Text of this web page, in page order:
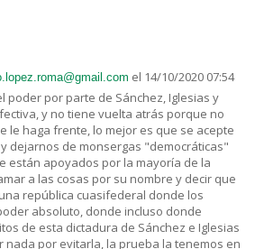
el 14/10/2020 07:54
poder por parte de Sánchez, Iglesias y
y no tiene vuelta atrás porque no
le haga frente, lo mejor es que se acepte
dejarnos de monsergas "democráticas"
están apoyados por la mayoría de la
a las cosas por su nombre y decir que
república cuasifederal donde los
absoluto, donde incluso donde
de esta dictadura de Sánchez e Iglesias
nada por evitarla, la prueba la tenemos en